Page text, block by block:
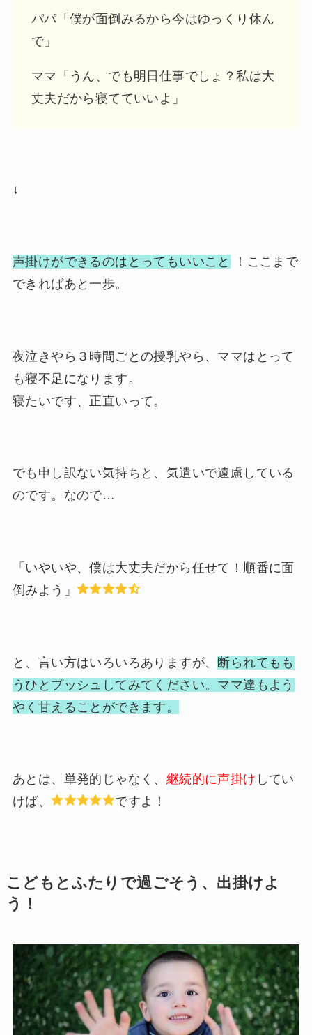
パパ「僕が面倒みるから今はゆっくり休ん
で」
ママ「うん、でも明日仕事でしょ？私は大
丈夫だから寝てていいよ」
↓
声掛けができるのはとってもいいこと
！ここまで
できればあと一歩。
夜泣きやら３時間ごとの授乳やら、ママはとって
も寝不足になります。
寝たいです、正直いって。
でも 申し訳ない気持ち と、 気遣いで遠慮している
のです。なので…
「いやいや、僕は大丈夫だから任せて！順番に面
倒みよう」
と、言い方はいろいろありますが、 断られてもも
うひとプッシュしてみてください。ママ達もよう
やく甘えることができます。
あとは、単発的じゃなく、 継続的に声掛け してい
けば、
ですよ！
こどもとふたりで過ごそう、出掛けよ
う！